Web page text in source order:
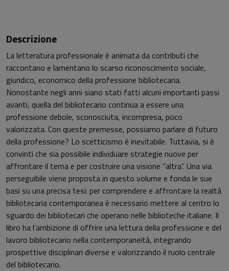
Descrizione
La letteratura professionale è animata da contributi che
raccontano e lamentano lo scarso riconoscimento sociale,
giuridico, economico della professione bibliotecaria.
Nonostante negli anni siano stati fatti alcuni importanti passi
avanti, quella del bibliotecario continua a essere una
professione debole, sconosciuta, incompresa, poco
valorizzata. Con queste premesse, possiamo parlare di futuro
della professione? Lo scetticismo è inevitabile. Tuttavia, si è
convinti che sia possibile individuare strategie nuove per
affrontare il tema e per costruire una visione “altra”. Una via
perseguibile viene proposta in questo volume e fonda le sue
basi su una precisa tesi: per comprendere e affrontare la realtà
bibliotecaria contemporanea è necessario mettere al centro lo
sguardo dei bibliotecari che operano nelle biblioteche italiane. Il
libro ha l’ambizione di offrire una lettura della professione e del
lavoro bibliotecario nella contemporaneità, integrando
prospettive disciplinari diverse e valorizzando il ruolo centrale
del bibliotecario.